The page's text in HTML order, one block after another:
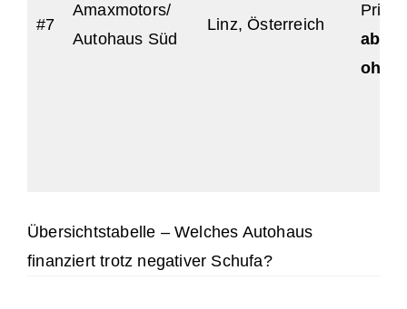
#7
Amaxmotors/
Autohaus Süd
Linz, Österreich
aber
ohne
Übersichtstabelle – Welches Autohaus
finanziert trotz negativer Schufa?